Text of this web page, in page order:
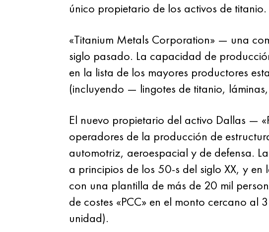
único propietario de los activos de titanio.
«Titanium Metals Corporation» — una
siglo pasado. La capacidad de
en la lista de los mayores productores
(incluyendo — lingotes de titanio,
El nuevo propietario del activo Dallas —
operadores de la producción de
automotriz, aeroespacial y de defensa.
a principios de los 50-s del siglo XX, y
con una plantilla de más de 20 mil
de costes «PCC» en el monto cercano
unidad).